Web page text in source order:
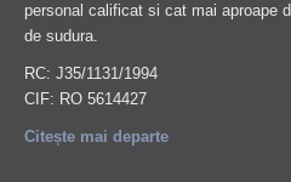
personal calificat si cat mai aproape
de sudura.
RC: J35/1131/1994
CIF: RO 5614427
Citește mai departe